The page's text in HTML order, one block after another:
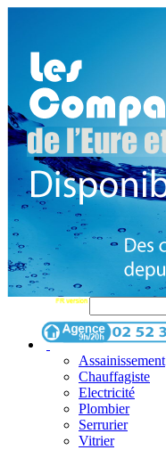
Assainissement
Chauffagiste
Electricité
Plombier
Serrurier
Vitrier